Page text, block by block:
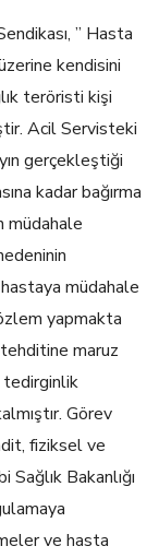
” Hasta
kendisini
teröristi kişi
Acil Servisteki
gerçekleştiği
kadar bağırma
müdahale
müdahale
yapmakta
maruz
tedirginlik
Görev
fiziksel ve
Bakanlığı
ve hasta